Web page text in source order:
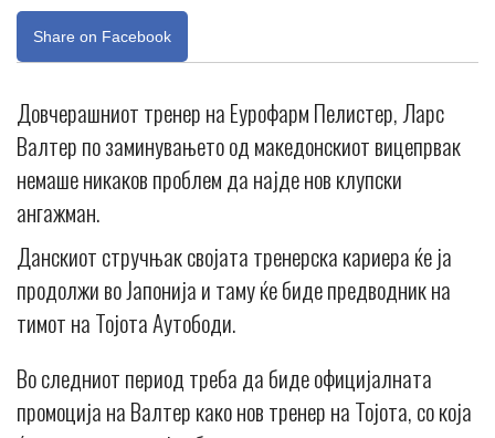
Share on Facebook
Довчерашниот тренер на Еурофарм Пелистер, Ларс
Валтер по заминувањето од македонскиот вицепрвак
немаше никаков проблем да најде нов клупски
ангажман.
Данскиот стручњак својата тренерска кариера ќе ја
продолжи во Јапонија и таму ќе биде предводник на
тимот на Тојота Аутободи.
Во следниот период треба да биде официјалната
промоција на Валтер како нов тренер на Тојота, со која